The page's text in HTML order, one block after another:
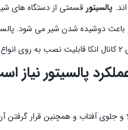
پالسیتورقسمتی از دستگاه های
باعث دوشیده شدن شیر می شود.
پالسیتور نیاز
و جلوی آفتاب و همچنین قرار